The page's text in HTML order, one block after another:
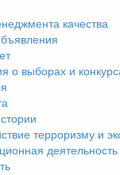
качества
о выборах и
терроризму и